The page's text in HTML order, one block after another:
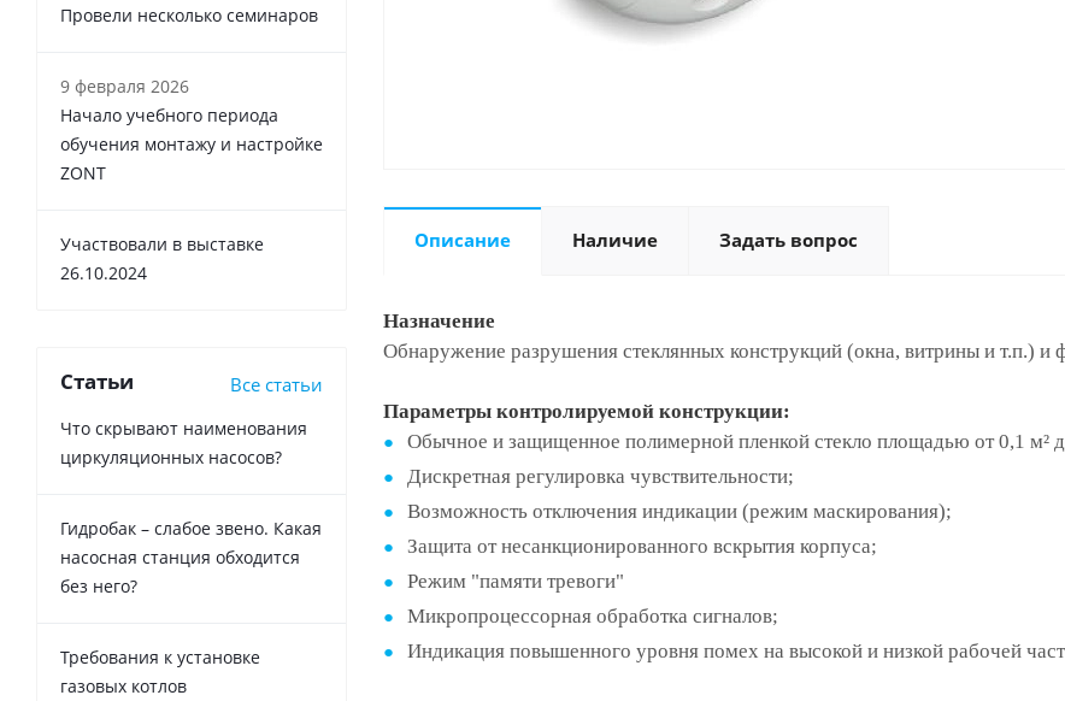
Описание Наличие Задать вопрос
Назначение
Обнаружение разрушения стеклянных конструкций (окна, витрины и т.п.) и
Параметры контролируемой конструкции:
Обычное и защищенное полимерной пленкой стекло площадью от 0,1 м²
Дискретная регулировка чувствительности;
Возможность отключения индикации (режим маскирования);
Защита от несанкционированного вскрытия корпуса;
Режим "памяти тревоги"
Микропроцессорная обработка сигналов;
Индикация повышенного уровня помех на высокой и низкой рабочей
Провели несколько семинаров
9 февраля 2026
Начало учебного периода
обучения монтажу и настройке
ZONT
Участвовали в выставке
26.10.2024
Статьи Все статьи
Что скрывают наименования
циркуляционных насосов?
Гидробак – слабое звено. Какая
насосная станция обходится
без него?
Требования к установке
газовых котлов